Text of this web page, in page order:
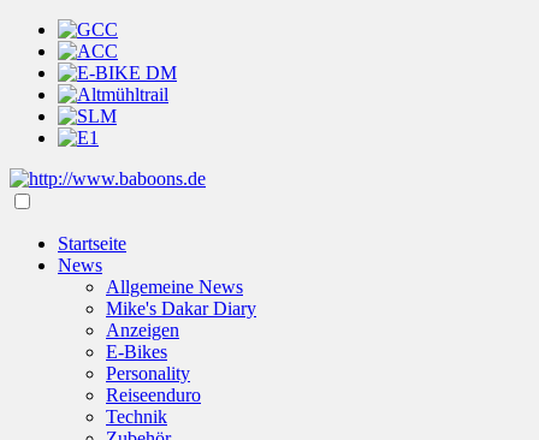
Startseite
News
Allgemeine News
Mike's Dakar Diary
Anzeigen
E-Bikes
Personality
Reiseenduro
Technik